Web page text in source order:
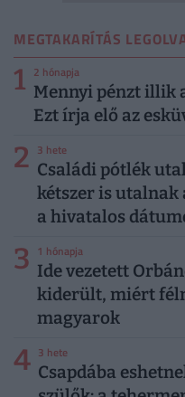
MEGTAKARÍTÁS
1 2 hónapja
Mennyi pénzt illik
Ezt írja elő az
2 3 hete
Családi pótlék
kétszer is
a hivatalos
3 1 hónapja
Ide vezetett
kiderült, miért
magyarok
4 3 hete
Csapdába